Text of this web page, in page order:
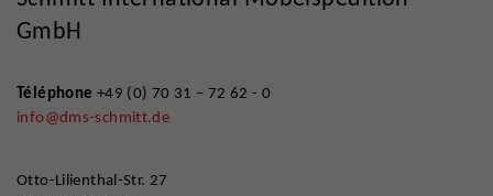
GmbH
Téléphone +49 (0) 70 31 – 72 62 - 0
info@dms-schmitt.de
Otto-Lilienthal-Str. 27